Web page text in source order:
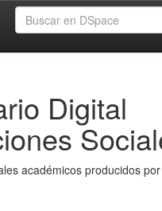
Digital
académicos producidos